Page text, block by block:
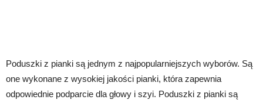
Poduszki z pianki są jednym z najpopularniejszych wyborów. Są
one wykonane z wysokiej jakości pianki, która zapewnia
odpowiednie podparcie dla głowy i szyi. Poduszki z pianki są